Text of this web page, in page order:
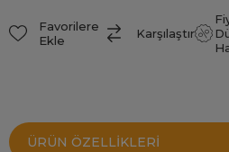
Favorilere
Ekle
Karşılaştır
ÜRÜN ÖZELLIKLERI